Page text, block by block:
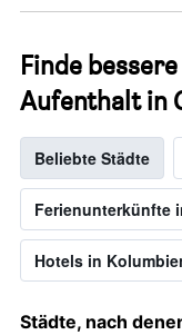
Finde
Aufenthalt in
Beliebte Städte
Ferienunterkünfte
Hotels in
Städte, nach